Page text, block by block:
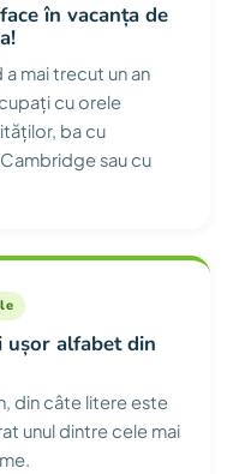
în vacanța de
mai trecut un an
cu orele
ba cu
sau cu
ușor alfabet din
din câte litere este
unul dintre cele mai